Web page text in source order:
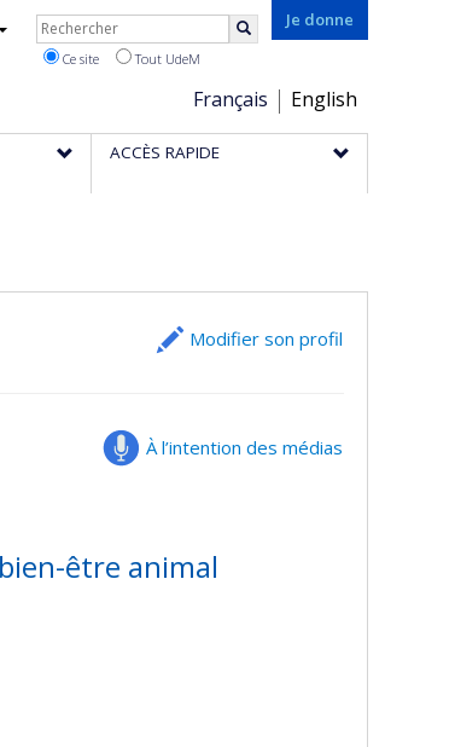
Je donne
Choix
de
la
Français English
Rechercher
Ce site Tout UdeM
ACCÈS RAPIDE
Modifier son profil
À l’intention des médias
être animal